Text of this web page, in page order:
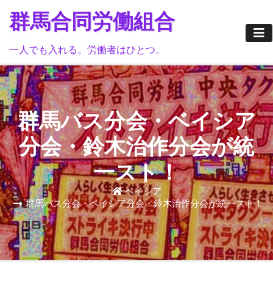
群馬合同労働組合
一人でも入れる。労働者はひとつ。
群馬バス分会・ベイシア
分会・鈴木治作分会が統
一スト！
ベイシア
群馬バス分会・ベイシア分会・鈴木治作分会が統一スト！